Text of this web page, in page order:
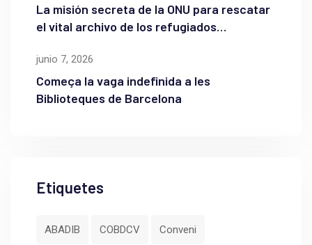
La misión secreta de la ONU para rescatar
el vital archivo de los refugiados
junio 7, 2026
Começa la vaga indefinida a les
Biblioteques de Barcelona
Etiquetes
ABADIB COBDCV Conveni